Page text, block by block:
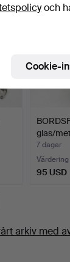
glas/
7 dagar
Värdering
95 USD
arkiv med
och
Cookie-